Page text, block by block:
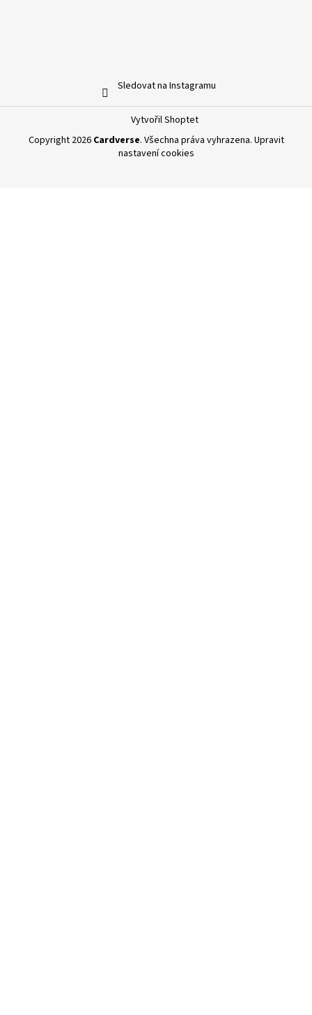
Sledovat na Instagramu
Vytvořil Shoptet
Copyright 2026 Cardverse. Všechna práva vyhrazena. Upravit
nastavení cookies